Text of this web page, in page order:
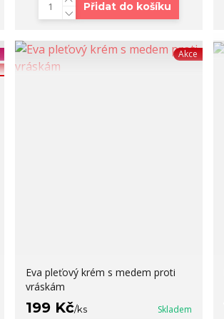
Přidat do košíku
Akce
Eva pleťový krém s medem proti
vráskám
199 Kč/ks Skladem